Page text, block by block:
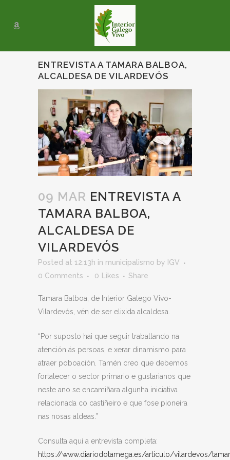
ENTREVISTA A TAMARA BALBOA,
ALCALDESA DE VILARDEVÓS
09 MAR ENTREVISTA A
TAMARA BALBOA,
ALCALDESA DE
VILARDEVÓS
Posted at 12:13h in municipalismo by IGV
0 Comments
0 Likes Share
Tamara Balboa, de Interior Galego Vivo-
Vilardevós, vén de ser elixida alcaldesa.
“Por suposto hai que seguir traballando na
atención ás persoas, e xerar dinamismo para
atraer poboación. Tamén creo que debemos
fortalecer o sector primario e gustarianos que
neste ano se encamiñara algunha iniciativa
relacionada co castiñeiro e que fose pioneira
nas nosas aldeas.”
Consulta aquí a entrevista completa:
https://www.diariodotamega.es/articulo/vilardevos/